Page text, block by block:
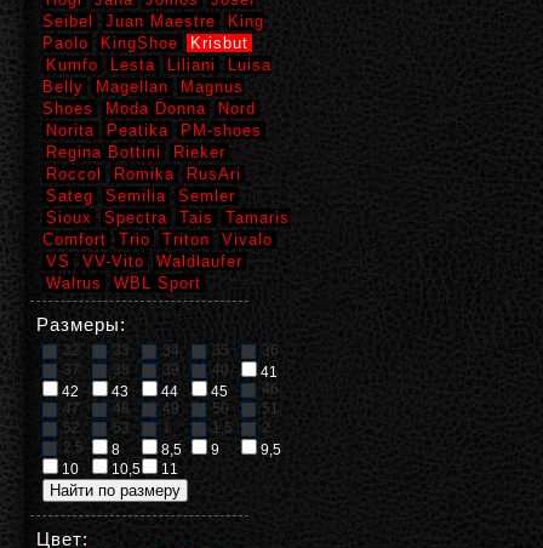
Seibel
Juan Maestre
King
Paolo
KingShoe
Krisbut
Kumfo
Lesta Liliani
Luisa
Belly
Magellan
Magnus
Shoes
Moda Donna
Nord
Norita
Peatika
PM-shoes
Regina Bottini
Rieker
Roccol
Romika
RusAri
Sateg
Semilia
Semler
Sioux
Spectra Tais
Tamaris
Comfort
Trio Triton
Vivalo
VS
VV-Vito
Waldlaufer
Walrus
WBL Sport
Размеры:
32 33 34 35
36
37
38 39 40
41
42
43 44 45
46
47
48 49 50
51
52
53 1 1,5
2
2,5
8 8,5 9
9,5
10
10,5 11
Цвет: